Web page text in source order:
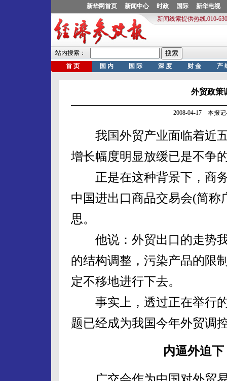
外贸政策
2008-04-17 本报记
我国外贸产业面临着近五
增长幅度明显放缓已是不争
正是在这种背景下，商务
中国进出口商品交易会(简
思。
他说：外贸出口的走势我
的结构调整，污染产品的限
定不移地进行下去。
事实上，透过正在举行的
题已经成为我国今年外贸调
内逼外迫